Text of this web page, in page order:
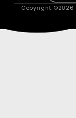
Copyright ©2026